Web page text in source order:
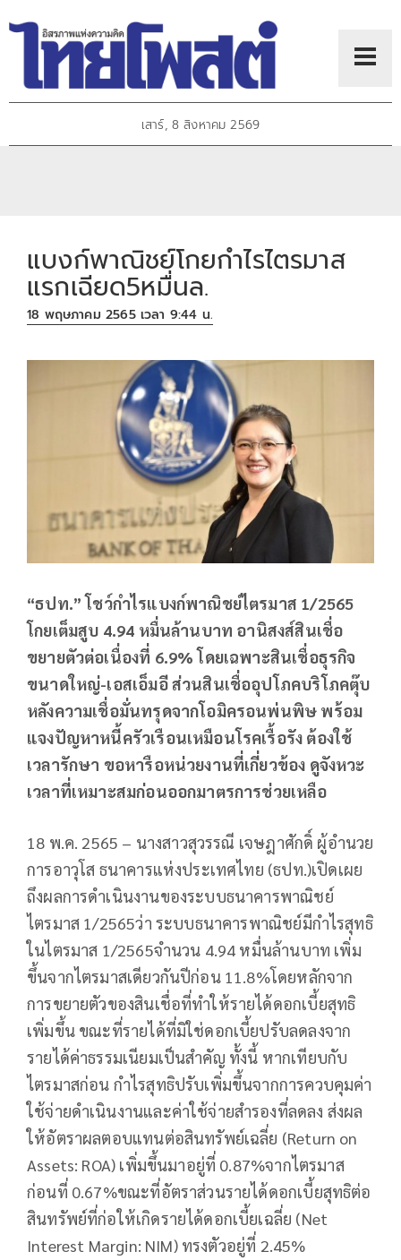
เสาร์, 8 สิงหาคม 2569
แบงก์พาณิชย์โกยกำไรไตรมาส
แรกเฉียด5หมื่นล.
18 พฤษภาคม 2565 เวลา 9:44 น.
“ธปท.” โชว์กำไรแบงก์พาณิชย์ไตรมาส 1/2565
โกยเต็มสูบ 4.94 หมื่นล้านบาท อานิสงส์สินเชื่อ
ขยายตัวต่อเนื่องที่ 6.9% โดยเฉพาะสินเชื่อธุรกิจ
ขนาดใหญ่-เอสเอ็มอี ส่วนสินเชื่ออุปโภคบริโภคตุ๊บ
หลังความเชื่อมั่นทรุดจากโอมิครอนพ่นพิษ พร้อม
แจงปัญหาหนี้ครัวเรือนเหมือนโรคเรื้อรัง ต้องใช้
เวลารักษา ขอหารือหน่วยงานที่เกี่ยวข้อง ดูจังหวะ
เวลาที่เหมาะสมก่อนออกมาตรการช่วยเหลือ
18 พ.ค. 2565 – นางสาวสุวรรณี เจษฎาศักดิ์ ผู้อำนวย
การอาวุโส ธนาคารแห่งประเทศไทย (ธปท.)เปิดเผย
ถึงผลการดำเนินงานของระบบธนาคารพาณิชย์
ไตรมาส 1/2565ว่า ระบบธนาคารพาณิชย์มีกำไรสุทธิ
ในไตรมาส 1/2565จำนวน 4.94 หมื่นล้านบาท เพิ่ม
ขึ้นจากไตรมาสเดียวกันปีก่อน 11.8%โดยหลักจาก
การขยายตัวของสินเชื่อที่ทำให้รายได้ดอกเบี้ยสุทธิ
เพิ่มขึ้น ขณะที่รายได้ที่มิใช่ดอกเบี้ยปรับลดลงจาก
รายได้ค่าธรรมเนียมเป็นสำคัญ ทั้งนี้ หากเทียบกับ
ไตรมาสก่อน กำไรสุทธิปรับเพิ่มขึ้นจากการควบคุมค่า
ใช้จ่ายดำเนินงานและค่าใช้จ่ายสำรองที่ลดลง ส่งผล
ให้อัตราผลตอบแทนต่อสินทรัพย์เฉลี่ย (Return on
Assets: ROA) เพิ่มขึ้นมาอยู่ที่ 0.87%จากไตรมาส
ก่อนที่ 0.67%ขณะที่อัตราส่วนรายได้ดอกเบี้ยสุทธิต่อ
สินทรัพย์ที่ก่อให้เกิดรายได้ดอกเบี้ยเฉลี่ย (Net
Interest Margin: NIM) ทรงตัวอยู่ที่ 2.45%